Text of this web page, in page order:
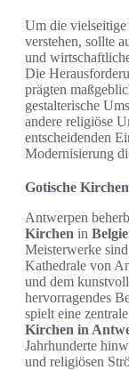
Um die vielseitige
verstehen, sollte
und
Die
prägten
gestalterische
andere religiöse
entscheidenden
Modernisierung
Gotische
Antwerpen
Kirchen in
Meisterwerke
Kathedrale von
und dem
hervorragendes
spielt eine
Kirchen in
Jahrhunderte
und religiösen